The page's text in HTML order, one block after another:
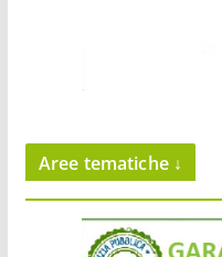
Aree tematiche ↓